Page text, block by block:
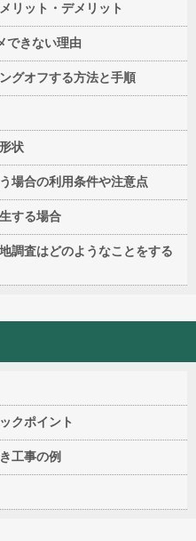
リット・デメリット
できない理由
グオフする方法と手順
状
場合の利用条件や注意点
する場合
調査はどのようなことをする
クポイント
工事の例